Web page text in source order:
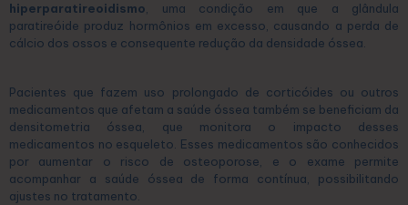
hiperparatireoidismo , uma condição em que a glândula
paratireóide produz hormônios em excesso, causando a perda de
cálcio dos ossos e consequente redução da densidade óssea.
Pacientes que fazem uso prolongado de corticóides ou outros
medicamentos que afetam a saúde óssea também se beneficiam da
densitometria óssea, que monitora o impacto desses
medicamentos no esqueleto. Esses medicamentos são conhecidos
por aumentar o risco de osteoporose, e o exame permite
acompanhar a saúde óssea de forma contínua, possibilitando
ajustes no tratamento.